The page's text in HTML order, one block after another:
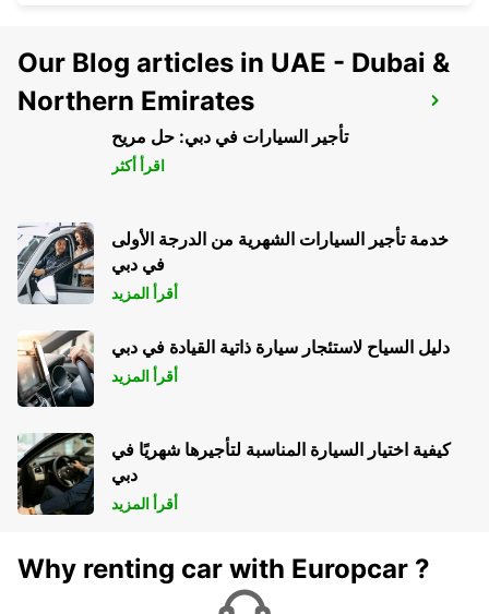
HERZLIYA
HERZLIYA - ISRAEL
Our Blog articles in UAE - Dubai &
Northern Emirates
تأجير السيارات في دبي: حل مريح
اقرأ أكثر
خدمة تأجير السيارات الشهرية من الدرجة الأولى
في دبي
أقرأ المزيد
دليل السياح لاستئجار سيارة ذاتية القيادة في دبي
أقرأ المزيد
كيفية اختيار السيارة المناسبة لتأجيرها شهريًا في
دبي
أقرأ المزيد
Why renting car with Europcar ?